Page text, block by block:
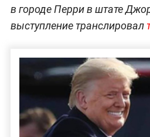
в городе Перри в штате
выступление транслировал